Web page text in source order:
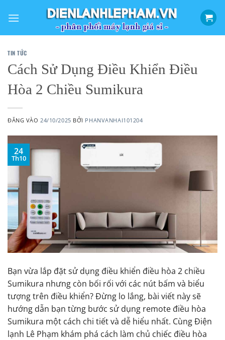
qua
TIN TỨC
Cách Sử Dụng Điều Khiển Điều
Hòa 2 Chiều Sumikura
ĐĂNG VÀO 24/10/2025 BỞI PHANVANHAI101204
24
Th10
Bạn vừa lắp đặt sử dụng điều khiển điều hòa 2 chiều
Sumikura nhưng còn bối rối với các nút bấm và biểu
tượng trên điều khiển? Đừng lo lắng, bài viết này sẽ
hướng dẫn bạn từng bước sử dụng remote điều hòa
Sumikura một cách chi tiết và dễ hiểu nhất. Cùng Điện
lạnh Lê Phạm khám phá cách làm chủ chiếc điều hòa